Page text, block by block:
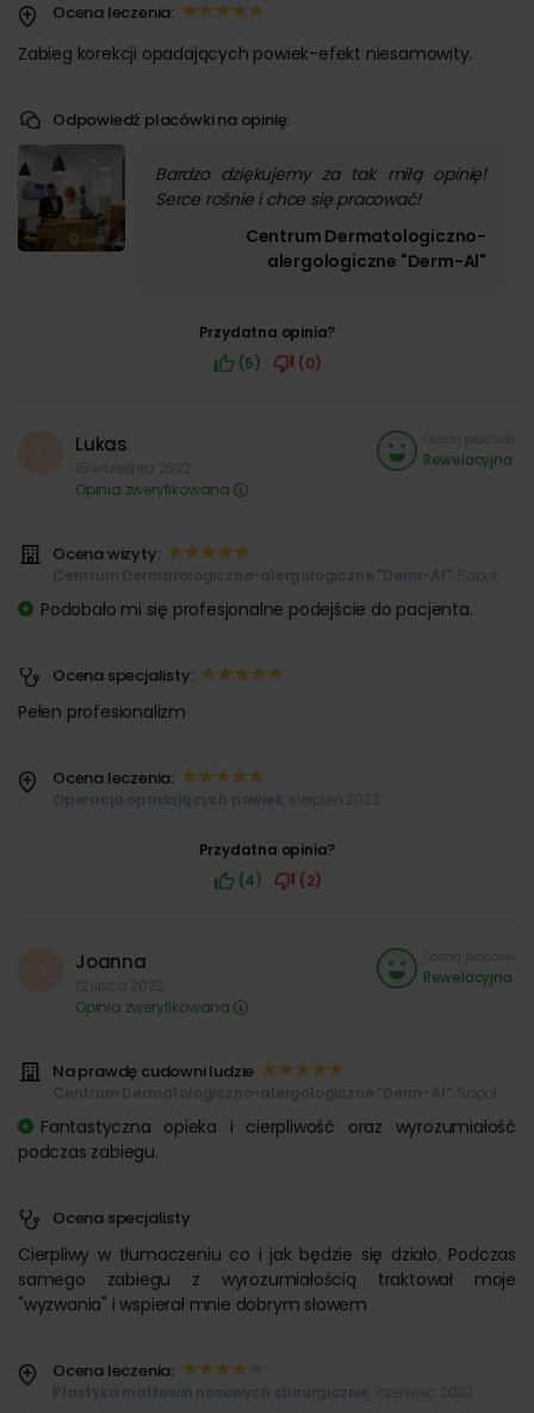
Ocena leczenia:
Zabieg korekcji opadających powiek-efekt niesamowity.
Odpowiedź placówki na opinię:
Bardzo dziękujemy za tak miłą opinię!
Serce rośnie i chce się pracować!
Centrum Dermatologiczno-
alergologiczne "Derm-Al"
Przydatna opinia?
(5)
(0)
Lukas
Opinia zweryfikowana
Rewelacyjna
Ocena wizyty:
Podobało mi się profesjonalne podejście do pacjenta.
Ocena specjalisty:
Pełen profesionalizm
Ocena leczenia:
Przydatna opinia?
(4)
(2)
Joanna
Opinia zweryfikowana
Rewelacyjna
Na prawdę cudowni ludzie
Fantastyczna opieka i cierpliwość oraz wyrozumiałość
podczas zabiegu.
Ocena specjalisty
Cierpliwy w tłumaczeniu co i jak będzie się działo. Podczas
samego zabiegu z wyrozumiałością traktował moje
"wyzwania" i wspierał mnie dobrym słowem
Ocena leczenia: